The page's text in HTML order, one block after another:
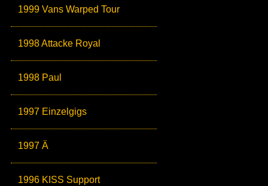
1999 Vans Warped Tour
1998 Attacke Royal
1998 Paul
1997 Einzelgigs
1997 Ä
1996 KISS Support